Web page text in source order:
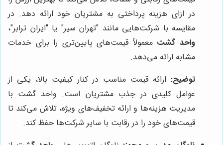
در ازای هزینه پرداختی به مشتریان خود ارائه دهد. در
مقایسه با شرکت‌هایی مانند "تهران سیر" یا "ایران ترابر"،
واحد گشت معمولاً قیمت‌های پایین‌تری را برای خدمات
مشابه ارائه می‌دهد.
توضیح: ارائه قیمت مناسب در کنار کیفیت بالا، یکی از
عوامل کلیدی در جذب مشتریان است. واحد گشت با
مدیریت هزینه‌ها و ارائه تخفیف‌های ویژه، تلاش می‌کند تا
قیمت‌های خود را در رقابت با سایر شرکت‌ها حفظ کند.